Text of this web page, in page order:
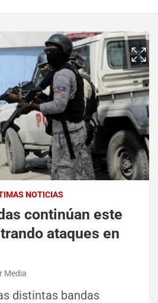
NOTICIAS
continúan este
ataques en
Media
distintas bandas